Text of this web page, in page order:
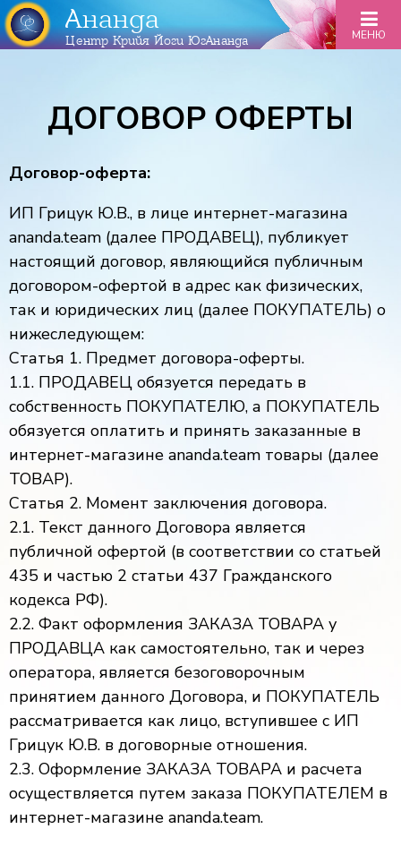
Ананда
Центр Крийя Йоги ЮгАнанда МЕНЮ
ДОГОВОР ОФЕРТЫ
Договор-оферта:
ИП Грицук Ю.В., в лице интернет-магазина
ananda.team (далее ПРОДАВЕЦ), публикует
настоящий договор, являющийся публичным
договором-офертой в адрес как физических,
так и юридических лиц (далее ПОКУПАТЕЛЬ) о
нижеследующем:
Статья 1. Предмет договора-оферты.
1.1. ПРОДАВЕЦ обязуется передать в
собственность ПОКУПАТЕЛЮ, а ПОКУПАТЕЛЬ
обязуется оплатить и принять заказанные в
интернет-магазине ananda.team товары (далее
ТОВАР).
Статья 2. Момент заключения договора.
2.1. Текст данного Договора является
публичной офертой (в соответствии со статьей
435 и частью 2 статьи 437 Гражданского
кодекса РФ).
2.2. Факт оформления ЗАКАЗА ТОВАРА у
ПРОДАВЦА как самостоятельно, так и через
оператора, является безоговорочным
принятием данного Договора, и ПОКУПАТЕЛЬ
рассматривается как лицо, вступившее с ИП
Грицук Ю.В. в договорные отношения.
2.3. Оформление ЗАКАЗА ТОВАРА и расчета
осуществляется путем заказа ПОКУПАТЕЛЕМ в
интернет-магазине ananda.team.